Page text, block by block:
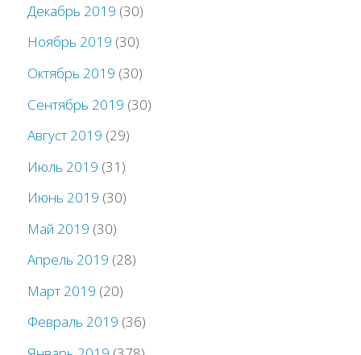
Декабрь 2019 (30)
Ноябрь 2019 (30)
Октябрь 2019 (30)
Сентябрь 2019 (30)
Август 2019 (29)
Июль 2019 (31)
Июнь 2019 (30)
Май 2019 (30)
Апрель 2019 (28)
Март 2019 (20)
Февраль 2019 (36)